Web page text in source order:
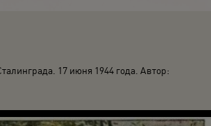
17 июня 1944 года. Автор: